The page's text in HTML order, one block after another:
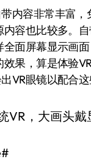
内容非常丰富，
内容也比较多。
全面屏幕显示画
果，算是体验
VR眼镜以配合这